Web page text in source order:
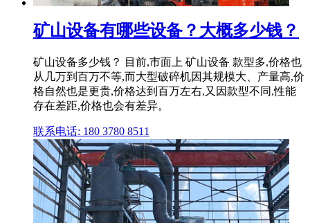
矿山设备有哪些设备？大概多少钱？
矿山设备多少钱？ 目前,市面上 矿山设备 款型多,价格也
从几万到百万不等,而大型破碎机因其规模大、产量高,价
格自然也是更贵,价格达到百万左右,又因款型不同,性能
存在差距,价格也会有差异。
联系电话: 180 3780 8511